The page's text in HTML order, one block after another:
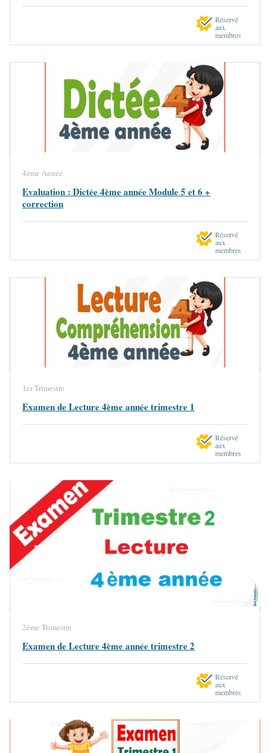
Réservé
aux
membres
4ème Année
Evaluation : Dictée 4ème année Module 5 et 6 +
correction
Réservé
aux
membres
1er Trimestre
Examen de Lecture 4ème année trimestre 1
Réservé
aux
membres
2ème Trimestre
Examen de Lecture 4ème année trimestre 2
Réservé
aux
membres